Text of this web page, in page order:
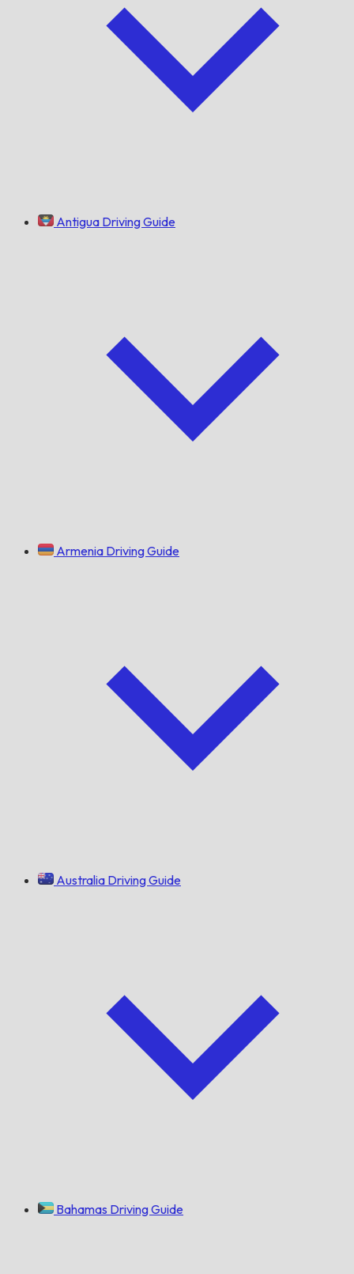
Antigua Driving Guide
Armenia Driving Guide
Australia Driving Guide
Bahamas Driving Guide